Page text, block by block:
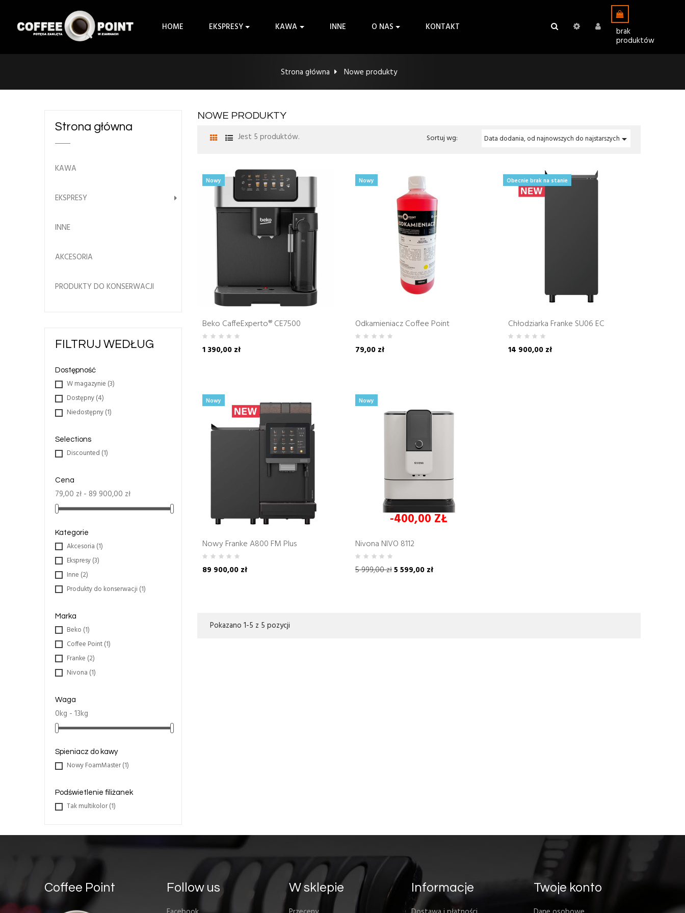
HOME EKSPRESY KAWA INNE O NAS KONTAKT brak
produktów
Strona główna Nowe produkty
Strona główna
KAWA
EKSPRESY
INNE
AKCESORIA
PRODUKTY DO KONSERWACJI
FILTRUJ WEDŁUG
Dostępność
W magazynie (3)
Dostępny(4)
Niedostępny(1)
Selections
Discounted (1)
Cena
79,00 zł - 89 900,00 zł
Kategorie
Akcesoria (1)
Ekspresy(3)
Inne (2)
Produkty do konserwacji (1)
Marka
Beko (1)
Coffee Point(1)
Franke (2)
Nivona (1)
Waga
0kg - 13kg
Spieniacz do kawy
Nowy FoamMaster(1)
Podświetlenie filiżanek
Tak multikolor(1)
NOWE PRODUKTY
Jest 5 produktów. Sortuj wg: Data dodania, od najnowszych do najstarszych
Nowy
Beko CaffeExperto® CE7500
1 390,00 zł
Nowy
Odkamieniacz Coffee Point
79,00 zł
Nowy
Obecnie brak na stanie
Chłodziarka Franke SU06 EC
14 900,00 zł
Nowy
Nowy Franke A800 FM Plus
89 900,00 zł
-400,00 ZŁ
Nowy
Nivona NIVO 8112
5 999,00 zł5 599,00 zł
Pokazano 1-5 z 5 pozycji
Coffee Point Follow us W sklepie Informacje Twoje konto